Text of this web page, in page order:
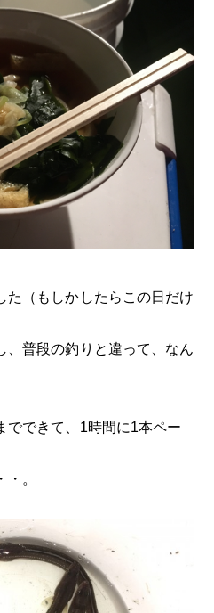
た（もしかしたらこの日だけ
普段の釣りと違って、なん
でできて、1時間に1本ペー
。